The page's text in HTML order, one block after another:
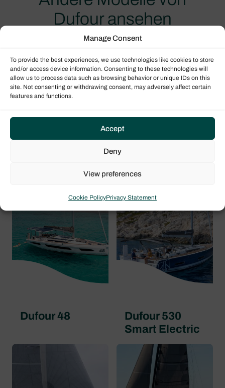
Manage Consent
To provide the best experiences, we use technologies like cookies to store
and/or access device information. Consenting to these technologies will
allow us to process data such as browsing behavior or unique IDs on this
site. Not consenting or withdrawing consent, may adversely affect certain
features and functions.
Accept
Deny
View preferences
Cookie PolicyPrivacy Statement
Dufour ansehen
Dufour 48
Dufour 530
Smart Electric